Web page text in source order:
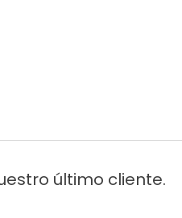
último cliente.